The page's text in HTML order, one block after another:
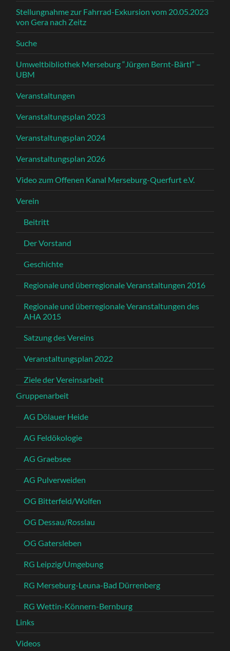
Stellungnahme zur Fahrrad-Exkursion vom 20.05.2023
von Gera nach Zeitz
Suche
Umweltbibliothek Merseburg “Jürgen Bernt-Bärtl” –
UBM
Veranstaltungen
Veranstaltungsplan 2023
Veranstaltungsplan 2024
Veranstaltungsplan 2026
Video zum Offenen Kanal Merseburg-Querfurt e.V.
Verein
Beitritt
Der Vorstand
Geschichte
Regionale und überregionale Veranstaltungen 2016
Regionale und überregionale Veranstaltungen des
AHA 2015
Satzung des Vereins
Veranstaltungsplan 2022
Ziele der Vereinsarbeit
Gruppenarbeit
AG Dölauer Heide
AG Feldökologie
AG Graebsee
AG Pulverweiden
OG Bitterfeld/Wolfen
OG Dessau/Rosslau
OG Gatersleben
RG Leipzig/Umgebung
RG Merseburg-Leuna-Bad Dürrenberg
RG Wettin-Könnern-Bernburg
Links
Videos